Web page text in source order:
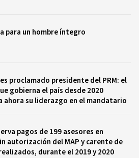
para un hombre íntegro
proclamado presidente del PRM: el
gobierna el país desde 2020
ahora su liderazgo en el mandatario
pagos de 199 asesores en
autorización del MAP y carente de
durante el 2019 y 2020